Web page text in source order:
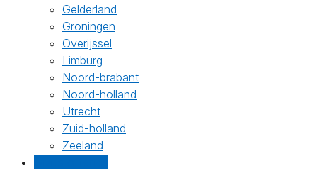
Gelderland
Groningen
Overijssel
Limburg
Noord-brabant
Noord-holland
Utrecht
Zuid-holland
Zeeland